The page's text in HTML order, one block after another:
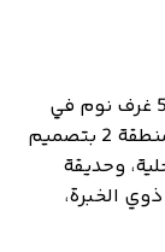
كامبيوم ساوثفيلدز – ملكية حرة كاملة تضم 5 غرف نوم في
المنطقة الجنوبية الغربية. شقق فاخرة في المنطقة 2 بتصميم
وحديقة
الخبرة،